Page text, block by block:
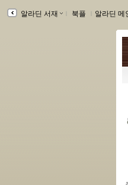
알라딘 서재 북플 알라딘 메